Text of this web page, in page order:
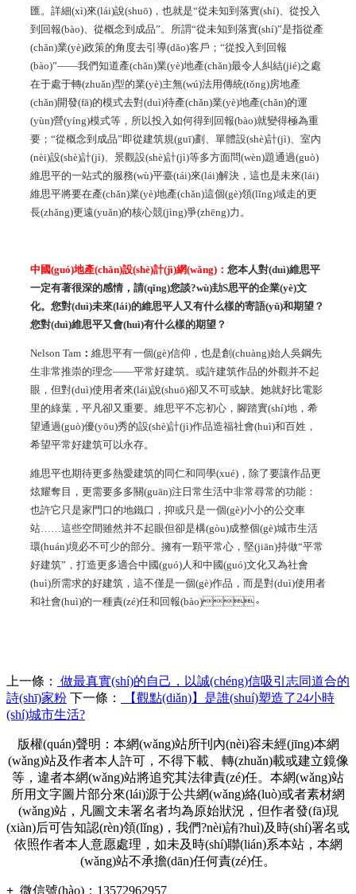
匯。詳細(xì)來(lái)說(shuō)，也就是“從未知到落實(shí)、從投入
到回報(bào)、從概念到成品”。所謂“從未知到落實(shí)”是指從產
(chǎn)業(yè)政策的角度去引導(dǎo)客戶；“從投入到回報
(bào)”——我們知道產(chǎn)業(yè)地產(chǎn)最令人糾結(jié)之處
在于處于轉(zhuǎn)型的業(yè)主無(wú)法用傳統(tǒng)房地產
(chǎn)開發(fā)的模式去對(duì)待產(chǎn)業(yè)地產(chǎn)的運
(yùn)營(yíng)模式等，所以投入如何得到回報(bào)就變得極為重
要；“從概念到成品”即從建筑規(guī)劃、單體設(shè)計(jì)、室內
(nèi)設(shè)計(jì)、景觀設(shè)計(jì)等多方面問(wèn)題通過(guò)
維思平的一站式的服務(wù)平臺(tái)來(lái)解決，這也是未來(lái)
維思平將要在產(chǎn)業(yè)地產(chǎn)這個(gè)領(lǐng)域走的更
長(zhǎng)更遠(yuǎn)的核心競(jìng)爭(zhēng)力。
中國(guó)地產(chǎn)設(shè)計(jì)網(wǎng)： 您本人對(duì)維思平
一定有著很深的感情，請(qǐng)您談?wù)劸S思平的企業(yè)文
化。您對(duì)未來(lái)的維思平人又有什么樣的寄語(yǔ)和期望？
您對(duì)維思平又會(huì)有什么樣的期望？
Nelson Tam ： 維思平有一個(gè)信仰，也是創(chuàng)始人吳鋼先
生非常推崇的理念——平常好建筑。或許建筑作品的外觀并不起
眼，但對(duì)使用者來(lái)說(shuō)卻又不可或缺。她就好比電影
里的綠葉，平凡卻又重要。維思平不忘初心，腳踏實(shí)地，希
望通過(guò)優(yōu)秀的設(shè)計(jì)作品造福社會(huì)和百姓，
希望平常好建筑可以永存。
維思平也期待更多熱愛建筑的同仁和同學(xué)，除了要讓作品更
炫耀奪目，更需要多多關(guān)注日常生活中非常尋常的功能：
也許它只是家門口的地鐵口，抑或只是一個(gè)小小的公交車
站……這些空間雖然并不起眼但卻是構(gòu)成整個(gè)城市生活
環(huán)境必不可少的部分。擁有一顆平常心，堅(jiān)持做“平常
好建筑”，打造更多適合中國(guó)人和中國(guó)文化又為社會
(huì)所需求的好建筑，這不僅是一個(gè)作品，而是對(duì)使用者
和社會(huì)的一種責(zé)任和回報(bào)。
上一條：
做最真實(shí)的自己，以誠(chéng)信吸引志同道合的
詩(shī)家粉 下一條：
【觀點(diǎn)】是誰(shuí)塑造了24小時
(shí)城市生活?
版權(quán)聲明：本網(wǎng)站所刊內(nèi)容未經(jīng)本網
(wǎng)站及作者本人許可，不得下載、轉(zhuǎn)載或建立鏡像
等，違者本網(wǎng)站將追究其法律責(zé)任。本網(wǎng)站
所用文字圖片部分來(lái)源于公共網(wǎng)絡(luò)或者素材網
(wǎng)站，凡圖文未署名者均為原始狀況，但作者發(fā)現
(xiàn)后可告知認(rèn)領(lǐng)，我們?nèi)詴?huì)及時(shí)署名或
依照作者本人意愿處理，如未及時(shí)聯(lián)系本站，本網
(wǎng)站不承擔(dān)任何責(zé)任。
+ 微信號(hào)： 13572962957